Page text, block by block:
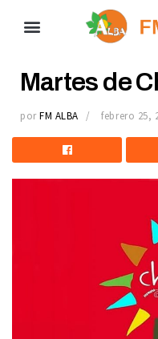
Martes de
por FM ALBA febrero 25,